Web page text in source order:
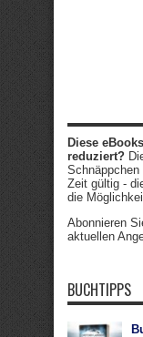
Diese
reduziert?
Zeit gültig -
die
Abonnieren
aktuellen
BUCHTIPPS